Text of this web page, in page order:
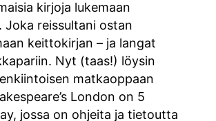
kirjoja lukemaan
Joka reissultani ostan
keittokirjan – ja langat
Nyt (taas!) löysin
matkaoppaan
London on 5
jossa on ohjeita ja tietoutta